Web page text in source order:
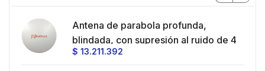
Antena de parabola profunda,
blindada, con supresión al ruido de 4
ft, 5.9-7.2 GHz, Ganancia 36 dBi con
$ 13.211.392